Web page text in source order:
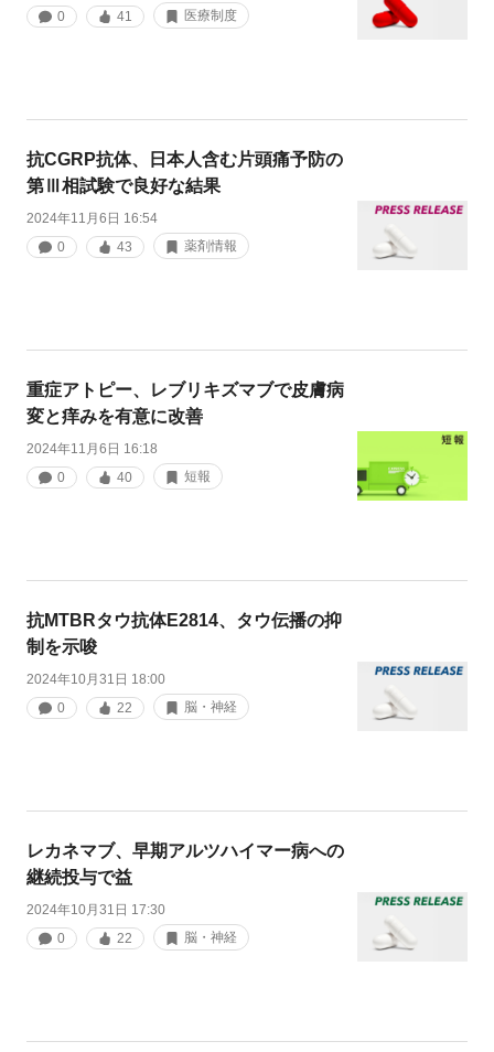
0
41 医療制度
抗CGRP抗体、日本人含む片頭痛予防の
第Ⅲ相試験で良好な結果
2024年11月6日 16:54
0
43 薬剤情報
重症アトピー、レブリキズマブで皮膚病
変と痒みを有意に改善
2024年11月6日 16:18
0
40 短報
抗MTBRタウ抗体E2814、タウ伝播の抑
制を示唆
2024年10月31日 18:00
0
22 脳・神経
レカネマブ、早期アルツハイマー病への
継続投与で益
2024年10月31日 17:30
0
22 脳・神経